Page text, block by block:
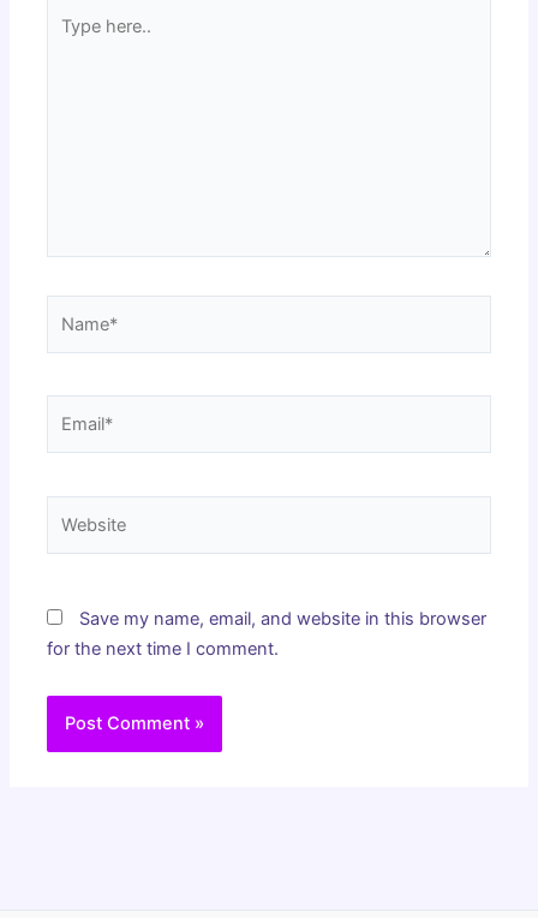
here..
Save my name, email, and website in this browser
for the next time I comment.